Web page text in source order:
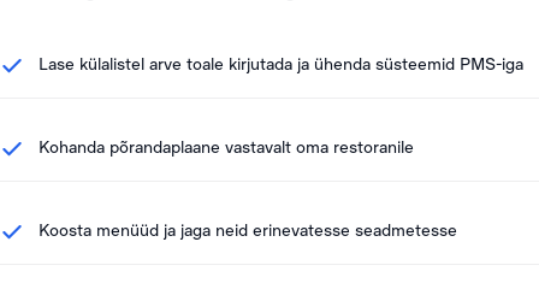
Lase külalistel arve toale kirjutada ja ühenda süsteemid PMS-iga
Kohanda põrandaplaane vastavalt oma restoranile
Koosta menüüd ja jaga neid erinevatesse seadmetesse